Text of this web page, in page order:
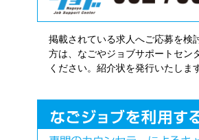
掲載されている求人へご応募を検
方は、なごやジョブサポートセン
ください。紹介状を発行いたしま